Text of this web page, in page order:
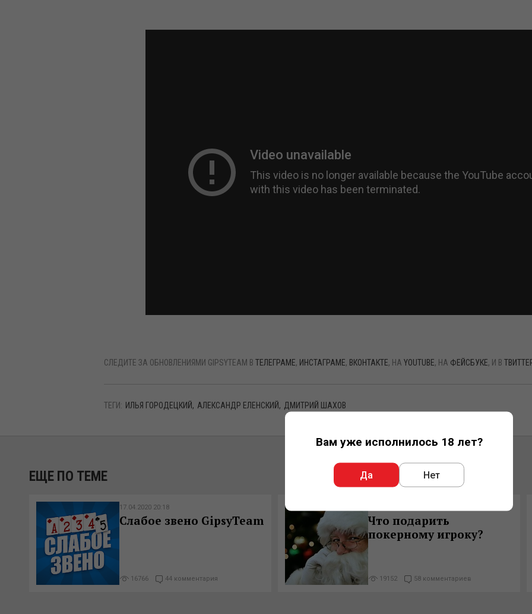
Вам уже исполнилось 18 лет?
Да Нет
СЛЕДИТЕ ЗА ОБНОВЛЕНИЯМИ GIPSYTEAM В ТЕЛЕГРАМЕ, ИНСТАГРАМЕ, ВКОНТАКТЕ, НА YOUTUBE, НА ФЕЙСБУКЕ, И В
ТЕГИ: ИЛЬЯ ГОРОДЕЦКИЙ АЛЕКСАНДР ЕЛЕНСКИЙ ДМИТРИЙ ШАХОВ
ЕЩЕ ПО ТЕМЕ
17.04.2020 20:18
Слабое звено GipsyTeam
16766 44 комментария
Что подарить
покерному игроку?
19152 58 комментариев